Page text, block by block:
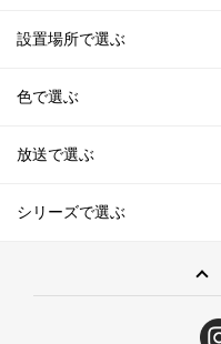
設置場所で選ぶ
色で選ぶ
放送で選ぶ
シリーズで選ぶ